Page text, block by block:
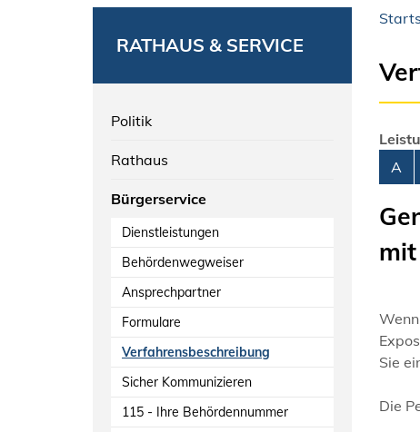
RATHAUS & SERVICE
Politik
Rathaus
Bürgerservice
Dienstleistungen
Behördenwegweiser
Ansprechpartner
Formulare
Verfahrensbeschreibung
Sicher Kommunizieren
115 - Ihre Behördennummer
A
Sie
Die